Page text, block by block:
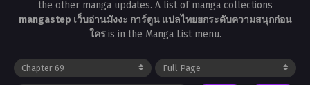
the other manga updates. A list of manga collections
mangastep เว็บอ่านมังงะ การ์ตูน แปลไทยยกระดับความสนุกก่อน
ใครis in the Manga List menu.